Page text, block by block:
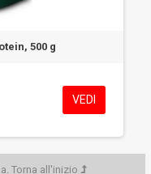
500 g
VEDI
Torna all'inizio